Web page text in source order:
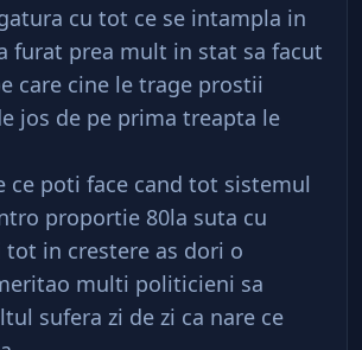
cu tot ce se intampla in
furat prea mult in stat sa facut
care cine le trage prostii
jos de pe prima treapta le
ce poti face cand tot sistemul
proportie 80la suta cu
in crestere as dori o
multi politicieni sa
sufera zi de zi ca nare ce